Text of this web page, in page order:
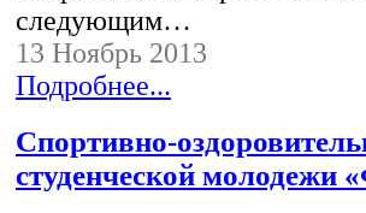
следующим…
13 Ноябрь 2013
Подробнее...
Cпортивно-
студенческой молодежи